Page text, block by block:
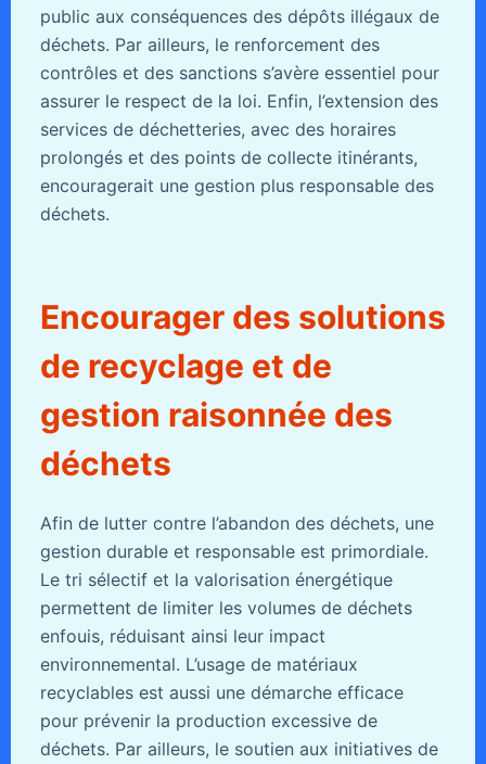
public aux conséquences des dépôts illégaux de
déchets. Par ailleurs, le renforcement des
contrôles et des sanctions s’avère essentiel pour
assurer le respect de la loi. Enfin, l’extension des
services de déchetteries, avec des horaires
prolongés et des points de collecte itinérants,
encouragerait une gestion plus responsable des
déchets.
Encourager des solutions
de recyclage et de
gestion raisonnée des
déchets
Afin de lutter contre l’abandon des déchets, une
gestion durable et responsable est primordiale.
Le tri sélectif et la valorisation énergétique
permettent de limiter les volumes de déchets
enfouis, réduisant ainsi leur impact
environnemental. L’usage de matériaux
recyclables est aussi une démarche efficace
pour prévenir la production excessive de
déchets. Par ailleurs, le soutien aux initiatives de